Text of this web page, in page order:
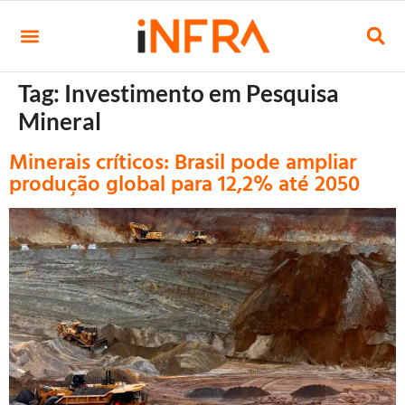
Tag: Investimento em Pesquisa
Mineral
Minerais críticos: Brasil pode ampliar
produção global para 12,2% até 2050